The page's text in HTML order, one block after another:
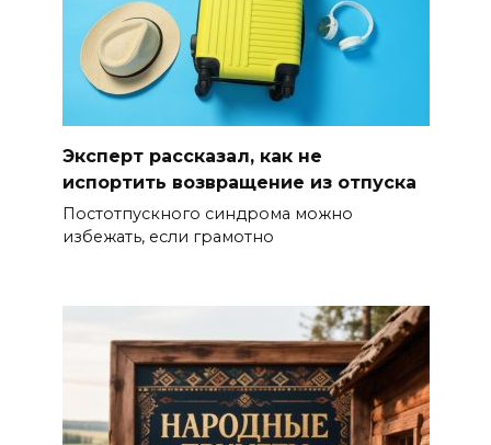
Эксперт рассказал, как не
испортить возвращение из отпуска
Постотпускного синдрома можно
избежать, если грамотно